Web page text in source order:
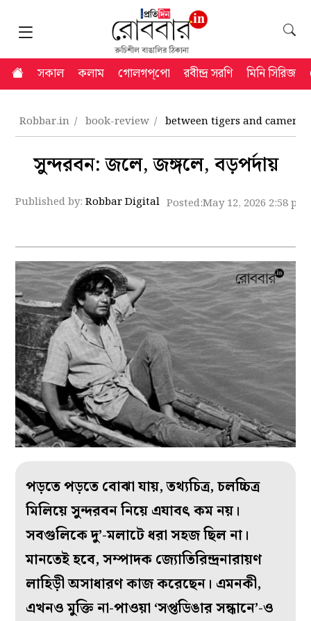
সকাল কলাম গোলগপ্‌পো রবীন্দ্র সরণি মিনি সিরিজ
Robbar.in book-review between tigers and
সুন্দরবন: জলে, জঙ্গলে, বড়পর্দায়
Published by:Robbar Digital Posted:May 12, 2026 2:58 pm
পড়তে পড়তে বোঝা যায়, তথ্যচিত্র, চলচ্চিত্র
মিলিয়ে সুন্দরবন নিয়ে এযাবৎ কম নয়।
সবগুলিকে দু’-ম‌লাটে ধরা সহজ ছিল না।
মানতেই হবে, সম্পাদক জ্যোতিরিন্দ্রনারায়ণ
লাহিড়ী অসাধারণ কাজ করেছেন। এমনকী,
এখনও মুক্তি না-পাওয়া ‘সপ্তডিঙার সন্ধানে’-ও